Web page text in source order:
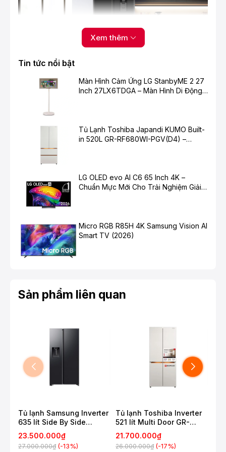
*Hình ảnh chỉ mang tính chất minh họa
- Tủ lạnh Casper có dung tích ngăn lạnh 285 lít.
- Nhiều ngăn chứa, khay đựng của tủ lạnh được phân
bổ theo chiều dọc từ trên xuống dưới tạo sự thuận tiện
Ngăn đá
những thức uống mát lạnh.
Xem thêm
Tin tức nổi bật
Màn Hình Cảm Ứng LG StanbyME 2 27
Inch 27LX6TDGA – Màn Hình Di Động
Tủ Lạnh Toshiba Japandi KUMO Built-
in 520L GR-RF680WI-PGV(D4) –
LG OLED evo AI C6 65 Inch 4K –
Chuẩn Mực Mới Cho Trải Nghiệm Giải
Micro RGB R85H 4K Samsung Vision AI
Smart TV (2026)
Sản phẩm liên quan
Tủ lạnh Samsung Inverter
635 lít Side By Side
RS70F65K2FSV
23.500.000₫
27.000.000₫ (-13%)
Tủ lạnh Toshiba Inverter
521 lít Multi Door GR-
RF681WI-PGV(D4)
21.700.000₫
26.000.000₫ (-17%)